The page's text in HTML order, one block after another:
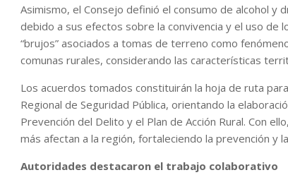
Asimismo, el Consejo definió el consumo de alcohol y
debido a sus efectos sobre la convivencia y el uso de
“brujos” asociados a tomas de terreno como
comunas rurales, considerando las características
Los acuerdos tomados constituirán la hoja de ruta
Regional de Seguridad Pública, orientando la
Prevención del Delito y el Plan de Acción Rural. Con
más afectan a la región, fortaleciendo la prevención y
Autoridades destacaron el trabajo colaborativo